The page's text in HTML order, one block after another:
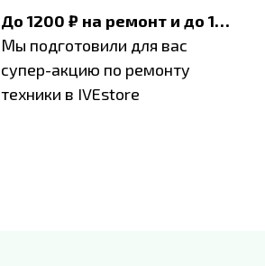
До 1200 ₽ на ремонт и до 1500 ₽ на покупку техники Apple
Мы подготовили для вас
супер-акцию по ремонту
техники в IVEstore